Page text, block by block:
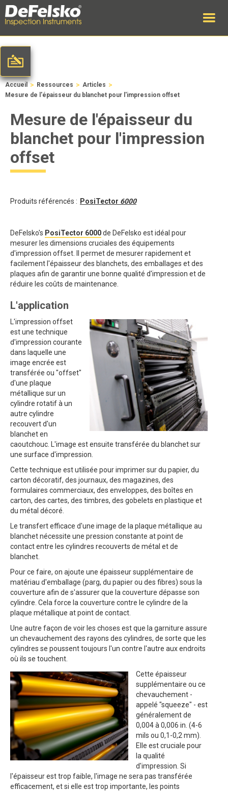
Accueil > Ressources > Articles >
Mesure de l'épaisseur du blanchet pour l'impression offset
Mesure de l'épaisseur du
blanchet pour l'impression
offset
Produits référencés : PosiTector 6000
DeFelsko's PosiTector 6000de DeFelsko est idéal pour
mesurer les dimensions cruciales des équipements
d'impression offset. Il permet de mesurer rapidement et
facilement l'épaisseur des blanchets, des emballages et des
plaques afin de garantir une bonne qualité d'impression et de
réduire les coûts de maintenance.
L'application
L'impression offset
est une technique
d'impression courante
dans laquelle une
image encrée est
transférée ou "offset"
d'une plaque
métallique sur un
cylindre rotatif à un
autre cylindre
recouvert d'un
blanchet en
caoutchouc. L'image est ensuite transférée du blanchet sur
une surface d'impression.
Cette technique est utilisée pour imprimer sur du papier, du
carton décoratif, des journaux, des magazines, des
formulaires commerciaux, des enveloppes, des boîtes en
carton, des cartes, des timbres, des gobelets en plastique et
du métal décoré.
Le transfert efficace d'une image de la plaque métallique au
blanchet nécessite une pression constante at point de
contact entre les cylindres recouverts de métal et de
blanchet.
Pour ce faire, on ajoute une épaisseur supplémentaire de
matériau d'emballage (parg, du papier ou des fibres) sous la
couverture afin de s'assurer que la couverture dépasse son
cylindre. Cela force la couverture contre le cylindre de la
plaque métallique at point de contact.
Une autre façon de voir les choses est que la garniture assure
un chevauchement des rayons des cylindres, de sorte que les
cylindres se poussent toujours l'un contre l'autre aux endroits
où ils se touchent.
Cette épaisseur
supplémentaire ou ce
chevauchement -
appelé "squeeze" - est
généralement de
0,004 à 0,006 in. (4-6
mils ou 0,1-0,2 mm).
Elle est cruciale pour
la qualité
d'impression. Si
l'épaisseur est trop faible, l'image ne sera pas transférée
efficacement, et si elle est trop importante, les points